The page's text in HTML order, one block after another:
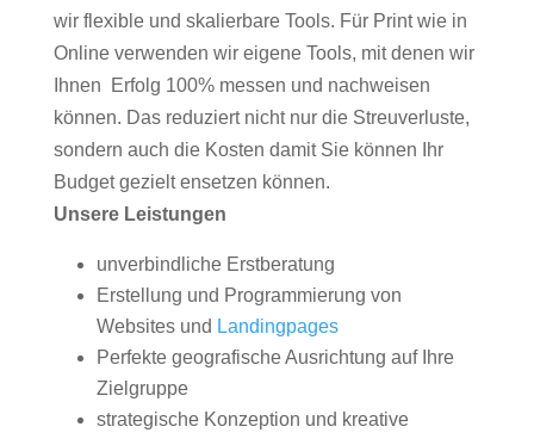
wir flexible und skalierbare Tools. Für Print wie in
Online verwenden wir eigene Tools, mit denen wir
Ihnen Erfolg 100% messen und nachweisen
können. Das reduziert nicht nur die Streuverluste,
sondern auch die Kosten damit Sie können Ihr
Budget gezielt ensetzen können.
Unsere Leistungen
unverbindliche Erstberatung
Erstellung und Programmierung von
Websites und Landingpages
Perfekte geografische Ausrichtung auf Ihre
Zielgruppe
strategische Konzeption und kreative